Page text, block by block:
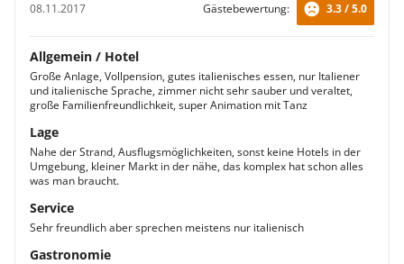
08.11.2017
Gästebewertung: 3.3 / 5.0
Allgemein / Hotel
Große Anlage, Vollpension, gutes italienisches essen, nur Italiener
und italienische Sprache, zimmer nicht sehr sauber und veraltet,
große Familienfreundlichkeit, super Animation mit Tanz
Lage
Nahe der Strand, Ausflugsmöglichkeiten, sonst keine Hotels in der
Umgebung, kleiner Markt in der nähe, das komplex hat schon alles
was man braucht.
Service
Sehr freundlich aber sprechen meistens nur italienisch
Gastronomie